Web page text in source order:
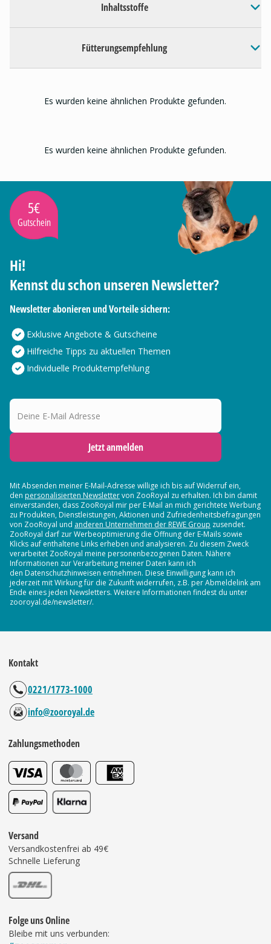
Inhaltsstoffe
Fütterungsempfehlung
Es wurden keine ähnlichen Produkte gefunden.
Es wurden keine ähnlichen Produkte gefunden.
5€
Gutschein
Hi!
Kennst du schon unseren Newsletter?
Newsletter abonieren und Vorteile sichern:
Exklusive Angebote & Gutscheine
Hilfreiche Tipps zu aktuellen Themen
Individuelle Produktempfehlung
Deine E-Mail Adresse
Jetzt anmelden
Mit Absenden meiner E-Mail-Adresse willige ich bis auf Widerruf ein,
den personalisierten Newslettervon ZooRoyal zu erhalten. Ich bin damit
einverstanden, dass ZooRoyal mir per E-Mail an mich gerichtete Werbung
zu Produkten, Dienstleistungen, Aktionen und Zufriedenheitsbefragungen
von ZooRoyal und anderen Unternehmen der REWE Group zusendet.
ZooRoyal darf zur Werbeoptimierung die Öffnung der E-Mails sowie
Klicks auf enthaltene Links erheben und analysieren. Zu diesem Zweck
verarbeitet ZooRoyal meine personenbezogenen Daten. Nähere
Informationen zur Verarbeitung meiner Daten kann ich
den Datenschutzhinweisen entnehmen. Diese Einwilligung kann ich
jederzeit mit Wirkung für die Zukunft widerrufen, z.B. per Abmeldelink am
Ende eines jeden Newsletters. Weitere Informationen findest du unter
zooroyal.de/newsletter/.
Kontakt
0221/1773-1000
info@zooroyal.de
Zahlungsmethoden
Versand
Versandkostenfrei ab 49€
Schnelle Lieferung
Folge uns Online
Bleibe mit uns verbunden: